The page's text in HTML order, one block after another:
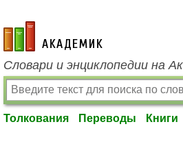
academic.ru
Словари и энциклопедии на
Толкования Переводы Книги